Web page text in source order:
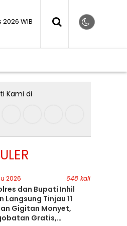
WIB
Kami di
2026 648 kali
dan Bupati Inhil
Langsung Tinjau 11
Gigitan Monyet,
Gratis,